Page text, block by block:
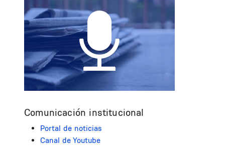
Comunicación institucional
Portal de noticias
Canal de Youtube